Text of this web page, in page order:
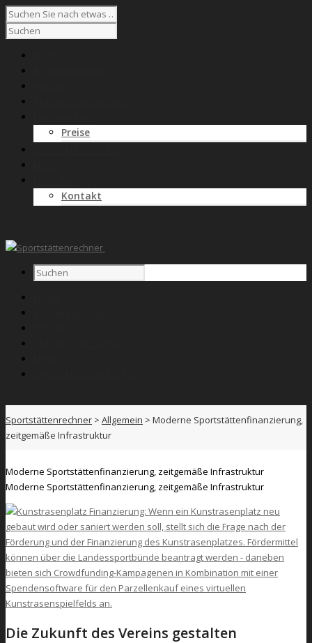
Preise
Kontakt
Sportstättenrechner > Allgemein > Moderne Sportstättenfinanzierung,
zeitgemäße Infrastruktur
Moderne Sportstättenfinanzierung, zeitgemäße Infrastruktur
Moderne Sportstättenfinanzierung, zeitgemäße Infrastruktur
Die Zukunft des Vereins gestalten